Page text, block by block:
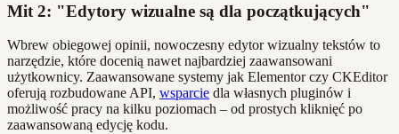
Mit 2: "Edytory wizualne są dla początkujących"
Wbrew obiegowej opinii, nowoczesny edytor wizualny tekstów to
narzędzie, które docenią nawet najbardziej zaawansowani
użytkownicy. Zaawansowane systemy jak Elementor czy CKEditor
oferują rozbudowane API, wsparcie dla własnych pluginów i
możliwość pracy na kilku poziomach – od prostych kliknięć po
zaawansowaną edycję kodu.